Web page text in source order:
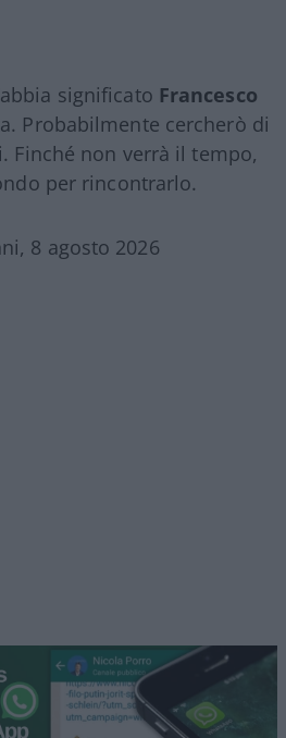
significato Francesco
Probabilmente cercherò di
Finché non verrà il tempo,
per rincontrarlo.
8 agosto 2026